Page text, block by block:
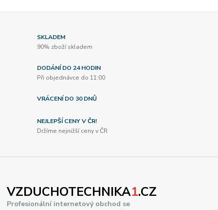
SKLADEM
90% zboží skladem
DODÁNÍ DO 24 HODIN
Při objednávce do 11:00
VRÁCENÍ DO 30 DNŮ
NEJLEPŠÍ CENY V ČR!
Držíme nejnižší ceny v ČR
VZDUCHOTECHNIKA1.CZ
Profesionální internetový obchod se